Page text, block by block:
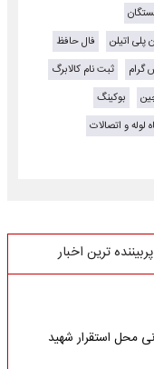
پلی اتیلن
فال حافظ
گرام
ثبت نام کالابرگ
بوکینگ
لوله و اتصالات
پربیننده ترین اخبار
محل استقرار شهید